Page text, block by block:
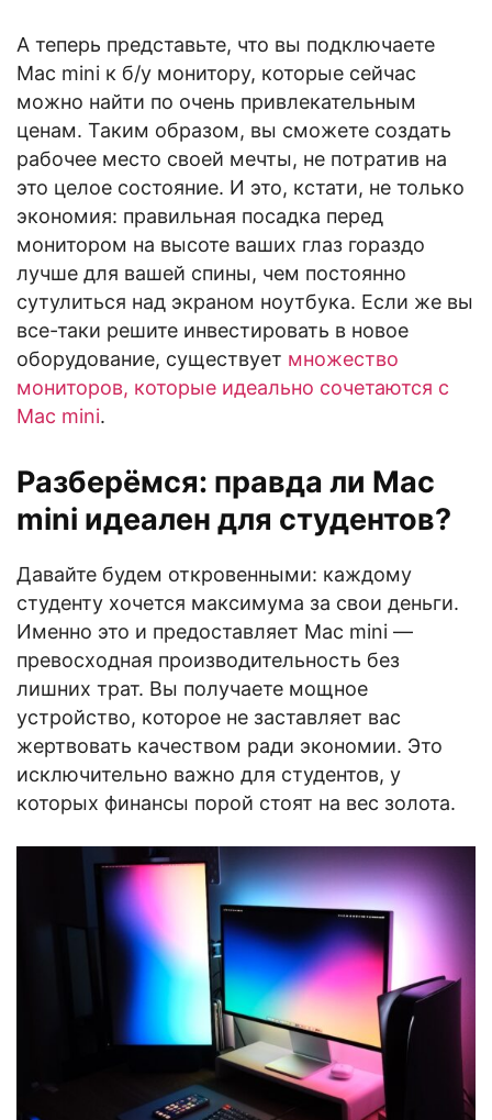
А теперь представьте, что вы подключаете
Mac mini к б/у монитору, которые сейчас
можно найти по очень привлекательным
ценам. Таким образом, вы сможете создать
рабочее место своей мечты, не потратив на
это целое состояние. И это, кстати, не только
экономия: правильная посадка перед
монитором на высоте ваших глаз гораздо
лучше для вашей спины, чем постоянно
сутулиться над экраном ноутбука. Если же вы
все-таки решите инвестировать в новое
оборудование, существует множество
мониторов, которые идеально сочетаются с
Mac mini.
Разберёмся: правда ли Mac
mini идеален для студентов?
Давайте будем откровенными: каждому
студенту хочется максимума за свои деньги.
Именно это и предоставляет Mac mini —
превосходная производительность без
лишних трат. Вы получаете мощное
устройство, которое не заставляет вас
жертвовать качеством ради экономии. Это
исключительно важно для студентов, у
которых финансы порой стоят на вес золота.